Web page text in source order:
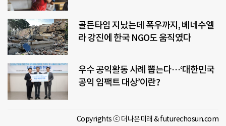
골든타임 지났는데 폭우까지, 베네수엘
라 강진에 한국 NGO도 움직였다
우수 공익활동 사례 뽑는다…‘대한민국
공익 임팩트 대상’이란?
Copyrights ⓒ 더나은미래 & futurechosun.com